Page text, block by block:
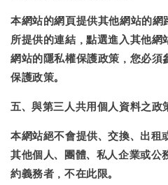
本網站的網頁提供其他網站的網
所提供的連結，點選進入其他網
網站的隱私權保護政策，您必須
保護政策。
五、與第三人共用個人資料之政
本網站絕不會提供、交換、出租
其他個人、團體、私人企業或公
約義務者，不在此限。